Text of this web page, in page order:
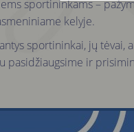
sportininkams –
kelyje.
sportininkai, jų
pasidžiaugsime ir